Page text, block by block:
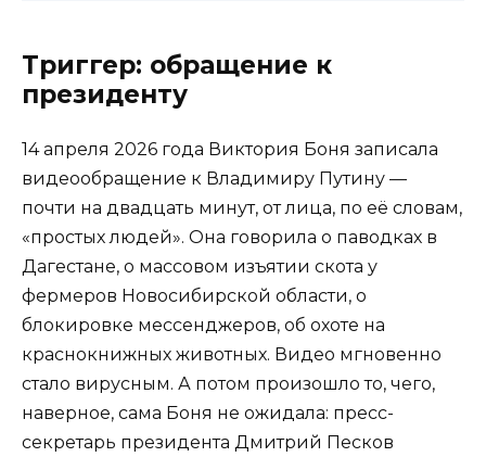
Триггер: обращение к
президенту
14 апреля 2026 года Виктория Боня записала
видеообращение к Владимиру Путину —
почти на двадцать минут, от лица, по её словам,
«простых людей». Она говорила о паводках в
Дагестане, о массовом изъятии скота у
фермеров Новосибирской области, о
блокировке мессенджеров, об охоте на
краснокнижных животных. Видео мгновенно
стало вирусным. А потом произошло то, чего,
наверное, сама Боня не ожидала: пресс-
секретарь президента Дмитрий Песков